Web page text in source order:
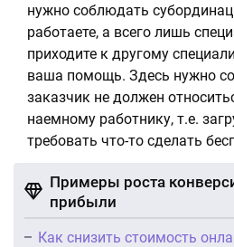
нужно соблюдать
работаете, а всего лишь
приходите к другому
ваша помощь. Здесь нужно
заказчик не должен
наемному работнику, т.е.
требовать что-то сделать
Примеры роста
прибыли
Как снизить стоимость